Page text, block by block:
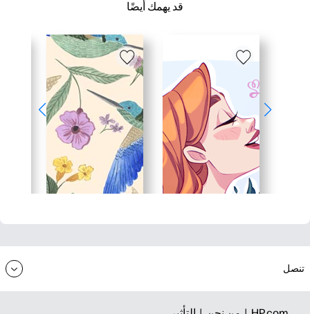
قد يهمك أيضًا
تنصل